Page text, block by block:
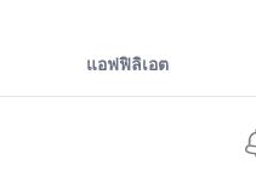
แอฟฟิลิเอต